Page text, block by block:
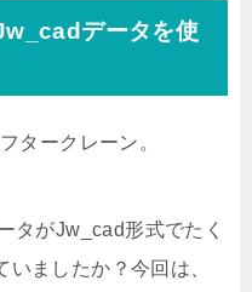
データを使
タークレーン。
タがJw_cad形式でたく
ましたか？今回は、